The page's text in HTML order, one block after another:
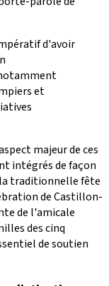
d'avoir
et
majeur de ces
intégrés de façon
traditionnelle fête
de Castillon-
de l'amicale
des cinq
de soutien